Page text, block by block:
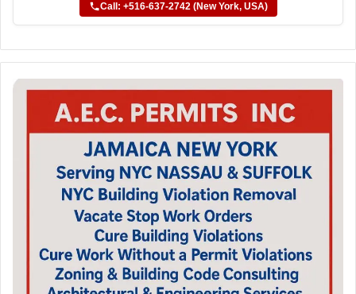
Call: +516-637-2742 (New York, USA)